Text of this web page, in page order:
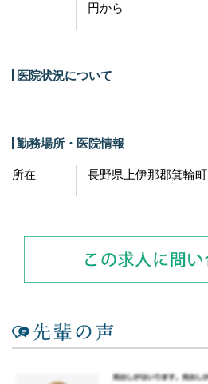
円から
医院状況について
勤務場所・医院情報
所在 長野県上伊那郡箕輪町